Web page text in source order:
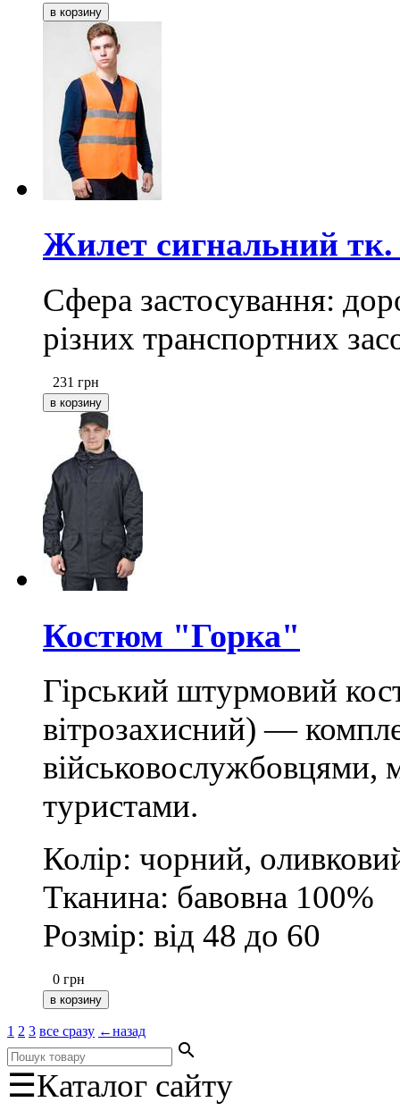
Жилет сигнальний
Сфера застосування:
різних транспортних
231 грн
Костюм "Горка"
Гірський штурмовий
вітрозахисний) —
військовослужбовцями,
туристами.
Колір: чорний,
Тканина: бавовна 100%
Розмір: від 48 до 60
0 грн
1 2 3 все сразу ←назад
search
☰Каталог сайту